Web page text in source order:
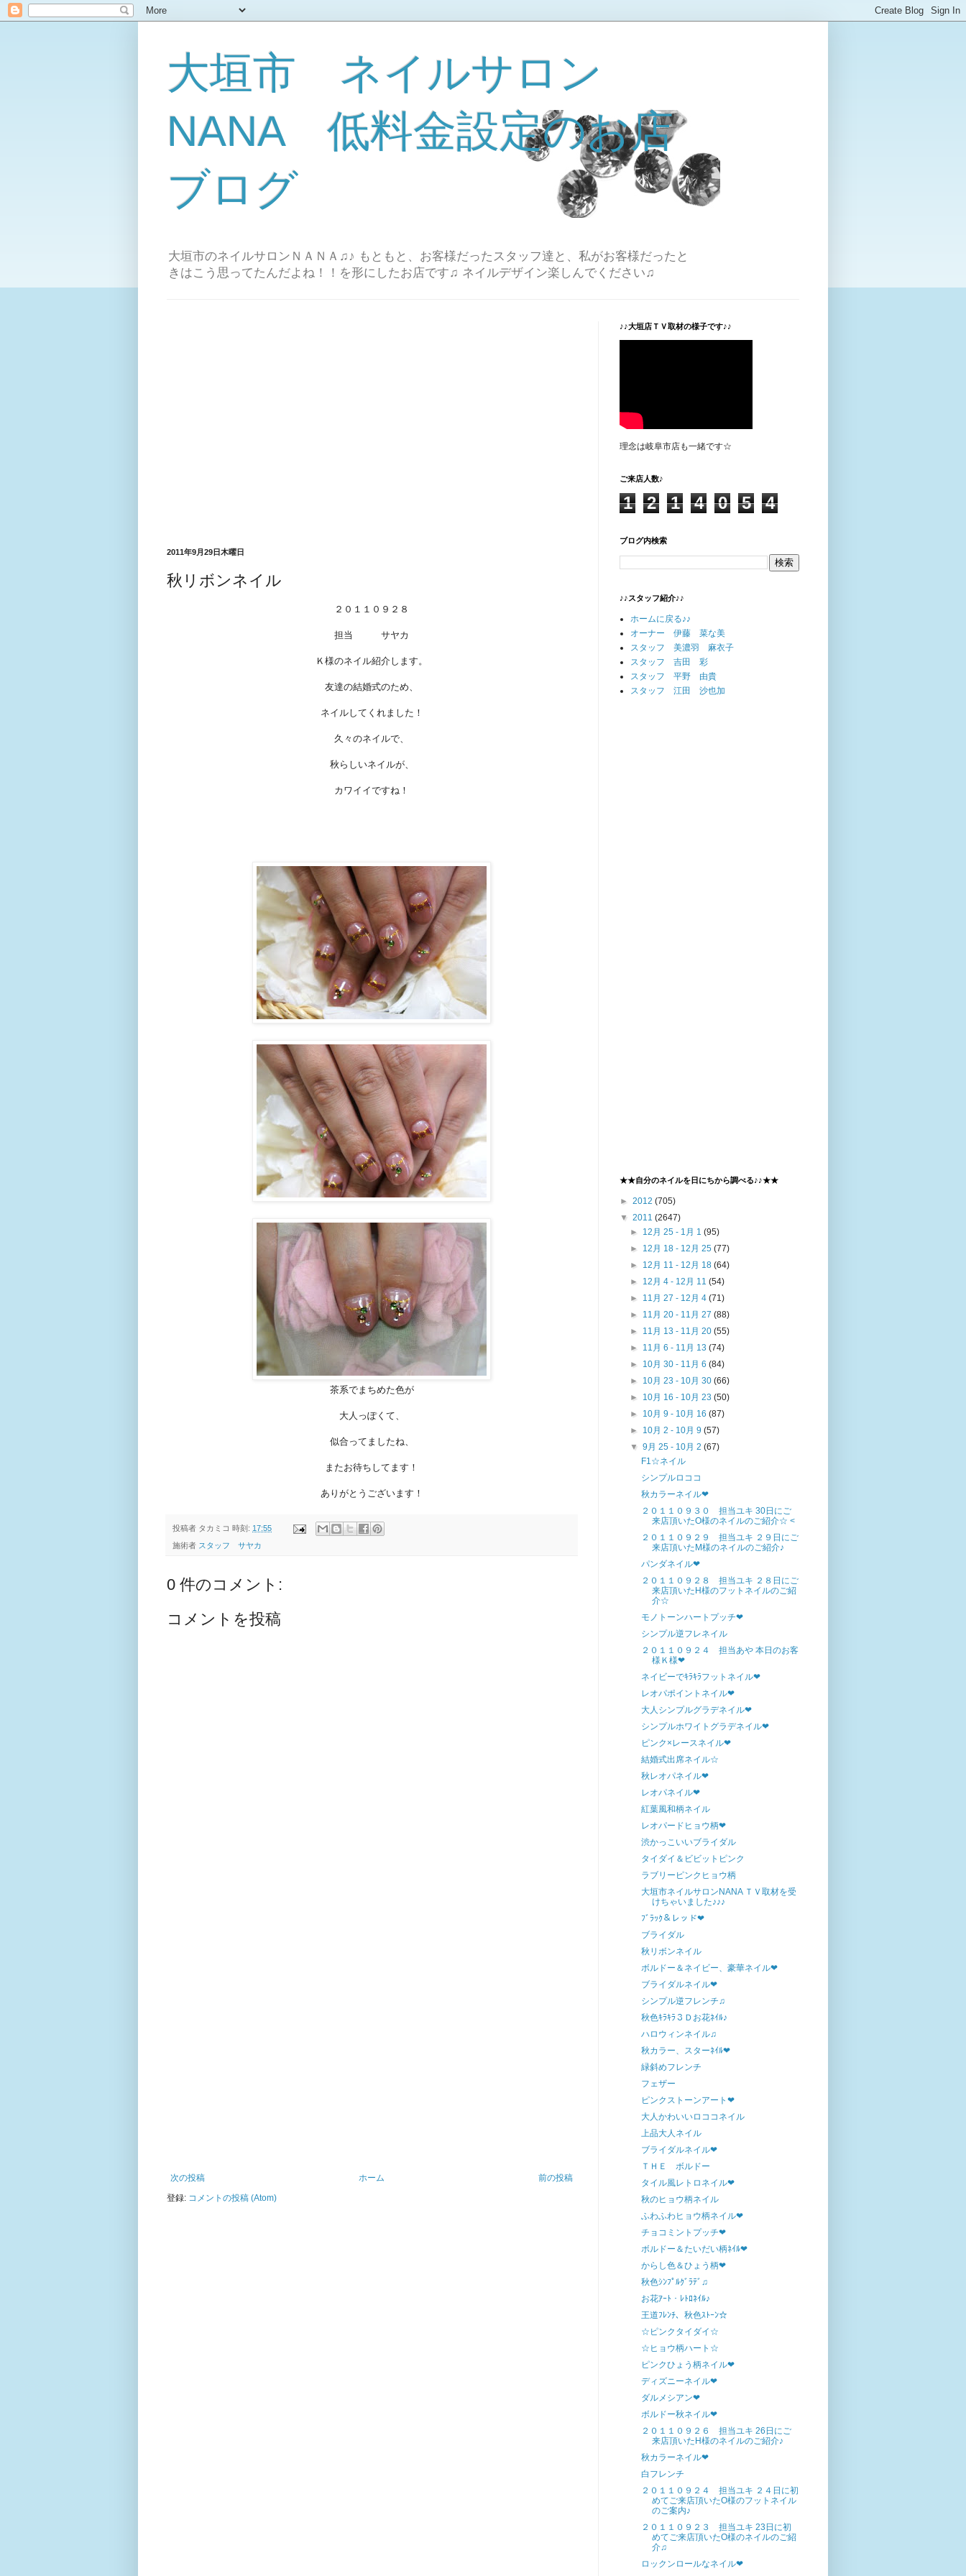
大垣市 ネイルサロン
NANA 低料金設定のお店
ブログ
大垣市のネイルサロンＮＡＮＡ♫♪ もともと、お客様だったスタッフ達と、私がお客様だったと
きはこう思ってたんだよね！！を形にしたお店です♫ ネイルデザイン楽しんでください♫
2011年9月29日木曜日
秋リボンネイル
２０１１０９２８
担当 サヤカ
Ｋ様のネイル紹介します。
友達の結婚式のため、
ネイルしてくれました！
久々のネイルで、
秋らしいネイルが、
カワイイですね！
茶系でまちめた色が
大人っぽくて、
似合ってましたね、
またお待ちしてます！
ありがとうございます！
投稿者 タカミコ 時刻: 17:55
施術者 スタッフ サヤカ
0 件のコメント:
コメントを投稿
次の投稿 前の投稿
ホーム
登録: コメントの投稿 (Atom)
♪♪大垣店ＴＶ取材の様子です♪♪
理念は岐阜市店も一緒です☆
ご来店人数♪
1 2 1 4 0 5 4
ブログ内検索
♪♪スタッフ紹介♪♪
ホームに戻る♪♪
オーナー 伊藤 菜な美
スタッフ 美濃羽 麻衣子
スタッフ 吉田 彩
スタッフ 平野 由貴
スタッフ 江田 沙也加
★★自分のネイルを日にちから調べる♪♪★★
► 2012 (705)
▼ 2011 (2647)
► 12月 25 - 1月 1(95)
► 12月 18 - 12月 25(77)
► 12月 11 - 12月 18(64)
► 12月 4 - 12月 11(54)
► 11月 27 - 12月 4(71)
► 11月 20 - 11月 27(88)
► 11月 13 - 11月 20(55)
► 11月 6 - 11月 13(74)
► 10月 30 - 11月 6(84)
► 10月 23 - 10月 30(66)
► 10月 16 - 10月 23(50)
► 10月 9 - 10月 16(87)
► 10月 2 - 10月 9(57)
▼9月 25 - 10月 2(67)
F1☆ネイル
シンプルロココ
秋カラーネイル❤
２０１１０９３０ 担当ユキ 30日にご
来店頂いたO様のネイルのご紹介☆ <
２０１１０９２９ 担当ユキ ２９日にご
来店頂いたM様のネイルのご紹介♪
パンダネイル❤
２０１１０９２８ 担当ユキ ２８日にご
来店頂いたH様のフットネイルのご紹
介☆
モノトーンハートプッチ❤
シンプル逆フレネイル
２０１１０９２４ 担当あや 本日のお客
様Ｋ様❤
ネイビーでｷﾗｷﾗフットネイル❤
レオパポイントネイル❤
大人シンプルグラデネイル❤
シンプルホワイトグラデネイル❤
ピンク×レースネイル❤
結婚式出席ネイル☆
秋レオパネイル❤
レオパネイル❤
紅葉風和柄ネイル
レオパードヒョウ柄❤
渋かっこいいブライダル
タイダイ＆ビビットピンク
ラブリーピンクヒョウ柄
大垣市ネイルサロンNANA ＴＶ取材を受
けちゃいました♪♪♪
ﾌﾞﾗｯｸ＆レッド❤
ブライダル
秋リボンネイル
ボルドー＆ネイビー、豪華ネイル❤
ブライダルネイル❤
シンプル逆フレンチ♫
秋色ｷﾗｷﾗ３Ｄお花ﾈｲﾙ♪
ハロウィンネイル♫
秋カラー、スターﾈｲﾙ❤
緑斜めフレンチ
フェザー
ピンクストーンアート❤
大人かわいいロココネイル
上品大人ネイル
ブライダルネイル❤
ＴＨＥ ボルドー
タイル風レトロネイル❤
秋のヒョウ柄ネイル
ふわふわヒョウ柄ネイル❤
チョコミントプッチ❤
ボルドー＆たいだい柄ﾈｲﾙ❤
からし色＆ひょう柄❤
秋色ｼﾝﾌﾟﾙｸﾞﾗﾃﾞ♫
お花ｱｰﾄ・ﾚﾄﾛﾈｲﾙ♪
王道ﾌﾚﾝﾁ、秋色ｽﾄｰﾝ☆
☆ピンクタイダイ☆
☆ヒョウ柄ハート☆
ピンクひょう柄ネイル❤
ディズニーネイル❤
ダルメシアン❤
ボルドー秋ネイル❤
２０１１０９２６ 担当ユキ 26日にご
来店頂いたH様のネイルのご紹介♪
秋カラーネイル❤
白フレンチ
２０１１０９２４ 担当ユキ ２４日に初
めてご来店頂いたO様のフットネイル
のご案内♪
２０１１０９２３ 担当ユキ 23日に初
めてご来店頂いたO様のネイルのご紹
介♫
ロックンロールなネイル❤